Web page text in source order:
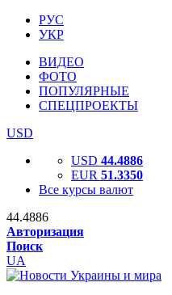
РУС
УКР
ВИДЕО
ФОТО
ПОПУЛЯРНЫЕ
СПЕЦПРОЕКТЫ
USD
USD 44.4886
EUR 51.3350
Все курсы валют
44.4886
Авторизация
Поиск
UA